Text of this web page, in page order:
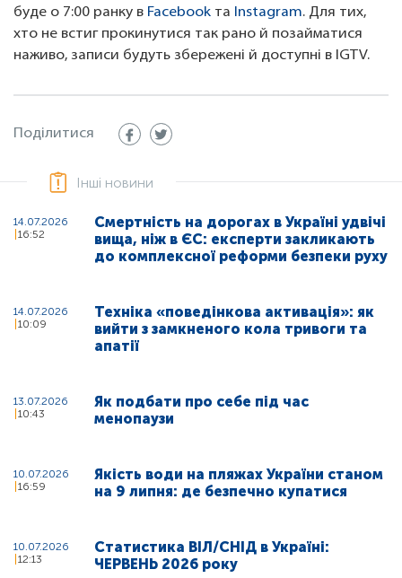
буде о 7:00 ранку в Facebook та Instagram. Для тих,
хто не встиг прокинутися так рано й позайматися
наживо, записи будуть збережені й доступні в IGTV.
Поділитися
Інші новини
14.07.2026
16:52
Смертність на дорогах в Україні удвічі
вища, ніж в ЄС: експерти закликають
до комплексної реформи безпеки руху
14.07.2026
10:09
Техніка «поведінкова активація»: як
вийти з замкненого кола тривоги та
апатії
13.07.2026
10:43
Як подбати про себе під час
менопаузи
10.07.2026
16:59
Якість води на пляжах України станом
на 9 липня: де безпечно купатися
10.07.2026
12:13
Статистика ВІЛ/СНІД в Україні:
ЧЕРВЕНЬ 2026 року